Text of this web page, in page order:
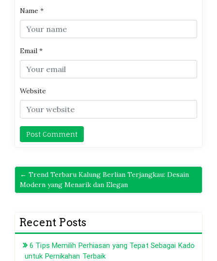
Name *
Email *
Website
← Trend Terbaru Kalung Berlian Terjangkau: Desain
Modern yang Menarik dan Elegan
Recent Posts
6 Tips Memilih Perhiasan yang Tepat Sebagai Kado
untuk Pernikahan Terbaik